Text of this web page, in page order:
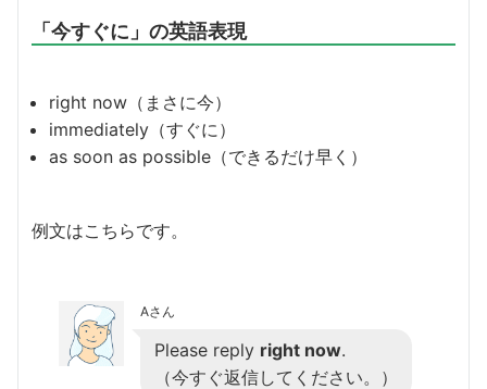
「今すぐに」の英語表現
right now（まさに今）
immediately（すぐに）
as soon as possible（できるだけ早く）
例文はこちらです。
Aさん
Please reply right now.
（今すぐ返信してください。）